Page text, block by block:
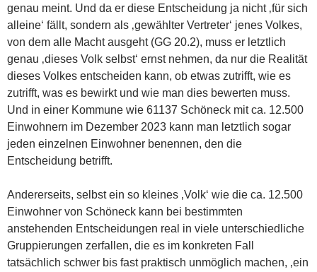
genau meint. Und da er diese Entscheidung ja nicht ‚für sich
alleine‘ fällt, sondern als ‚gewählter Vertreter‘ jenes Volkes,
von dem alle Macht ausgeht (GG 20.2), muss er letztlich
genau ‚dieses Volk selbst‘ ernst nehmen, da nur die Realität
dieses Volkes entscheiden kann, ob etwas zutrifft, wie es
zutrifft, was es bewirkt und wie man dies bewerten muss.
Und in einer Kommune wie 61137 Schöneck mit ca. 12.500
Einwohnern im Dezember 2023 kann man letztlich sogar
jeden einzelnen Einwohner benennen, den die
Entscheidung betrifft.
Andererseits, selbst ein so kleines ‚Volk‘ wie die ca. 12.500
Einwohner von Schöneck kann bei bestimmten
anstehenden Entscheidungen real in viele unterschiedliche
Gruppierungen zerfallen, die es im konkreten Fall
tatsächlich schwer bis fast praktisch unmöglich machen, ‚ein